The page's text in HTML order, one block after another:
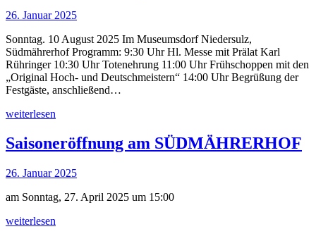
26. Januar 2025
Sonntag. 10 August 2025 Im Museumsdorf Niedersulz,
Südmährerhof Programm: 9:30 Uhr Hl. Messe mit Prälat Karl
Rühringer 10:30 Uhr Totenehrung 11:00 Uhr Frühschoppen mit den
„Original Hoch- und Deutschmeistern“ 14:00 Uhr Begrüßung der
Festgäste, anschließend…
weiterlesen
Saisoneröffnung am SÜDMÄHRERHOF
26. Januar 2025
am Sonntag, 27. April 2025 um 15:00
weiterlesen